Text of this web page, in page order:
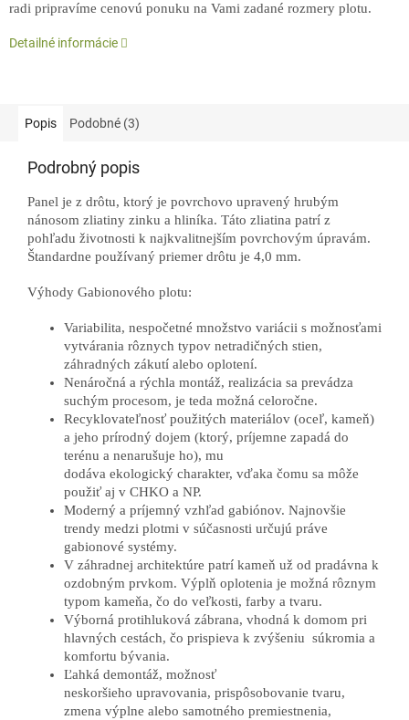
radi pripravíme cenovú ponuku na Vami zadané rozmery plotu.
Detailné informácie
Popis Podobné (3)
Podrobný popis
Panel je z drôtu, ktorý je povrchovo upravený hrubým
nánosom zliatiny zinku a hliníka. Táto zliatina patrí z
pohľadu životnosti k najkvalitnejším povrchovým úpravám.
Štandardne používaný priemer drôtu je 4,0 mm.
Výhody Gabionového plotu:
Variabilita, nespočetné množstvo variácii s možnosťami
vytvárania rôznych typov netradičných stien,
záhradných zákutí alebo oplotení.
Nenáročná a rýchla montáž, realizácia sa prevádza
suchým procesom, je teda možná celoročne.
Recyklovateľnosť použitých materiálov (oceľ, kameň)
a jeho prírodný dojem (ktorý, príjemne zapadá do
terénu a nenarušuje ho), mu
dodáva ekologický charakter, vďaka čomu sa môže
použiť aj v CHKO a NP.
Moderný a príjemný vzhľad gabiónov. Najnovšie
trendy medzi plotmi v súčasnosti určujú práve
gabionové systémy.
V záhradnej architektúre patrí kameň už od pradávna k
ozdobným prvkom. Výplň oplotenia je možná rôznym
typom kameňa, čo do veľkosti, farby a tvaru.
Výborná protihluková zábrana, vhodná k domom pri
hlavných cestách, čo prispieva k zvýšeniu súkromia a
komfortu bývania.
Ľahká demontáž, možnosť
neskoršieho upravovania, prispôsobovanie tvaru,
zmena výplne alebo samotného premiestnenia,